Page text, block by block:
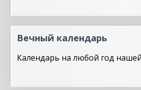
Вечный календарь
Календарь на любой год